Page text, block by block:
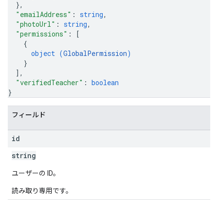
},
"emailAddress" : string,
"photoUrl" : string,
"permissions" :
[
{
object (GlobalPermission)
}
] ,
"verifiedTeacher" : boolean
}
フィールド
id
string
ユーザーの ID。
読み取り専用です。